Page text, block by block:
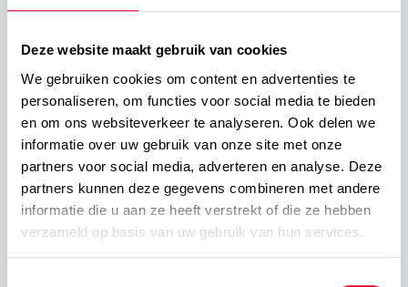
Deze website maakt gebruik van cookies
We gebruiken cookies om content en advertenties te
personaliseren, om functies voor social media te bieden
en om ons websiteverkeer te analyseren. Ook delen we
informatie over uw gebruik van onze site met onze
partners voor social media, adverteren en analyse. Deze
partners kunnen deze gegevens combineren met andere
informatie die u aan ze heeft verstrekt of die ze hebben
verzameld op basis van uw gebruik van hun services.
Volg mij op Instagram
@jurrianneijenhuis